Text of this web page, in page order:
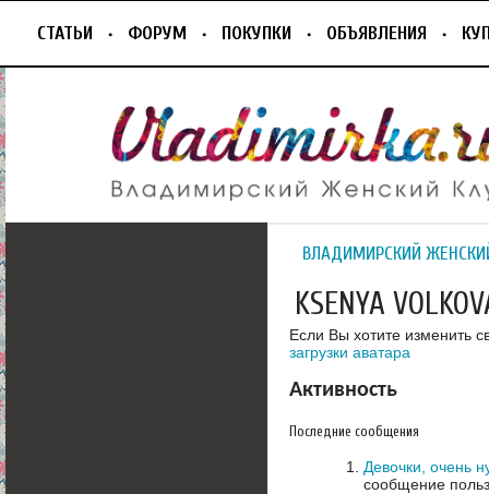
СТАТЬИ ФОРУМ ПОКУПКИ ОБЪЯВЛЕНИЯ
ВЛАДИМИРСКИЙ
KSENYA
Если Вы хотите изменить
загрузки аватара
Активность
Последние сообщения
Девочки, очень
сообщение